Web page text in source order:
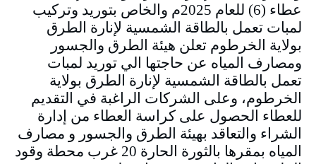
عطاء (6) للعام 2025م والخاص بتوريد وتركيب
لمبات تعمل بالطاقة الشمسية لإنارة الطرق
بولاية الخرطوم تعلن هيئة الطرق والجسور
ومصارف المياه عن حاجتها الي توريد لمبات
تعمل بالطاقة الشمسية لإنارة الطرق بولاية
الخرطوم، وعلى الشركات الراغبة في التقديم
للعطاء الحصول على كراسة العطاء من إدارة
الشراء والتعاقد بهيئة الطرق والجسور و مصارف
المياه بمقرها بالثورة الحارة 20 غرب محطة وقود